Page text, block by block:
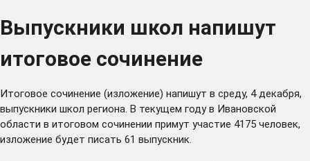
Выпускники школ напишут
итоговое сочинение
Итоговое сочинение (изложение) напишут в среду, 4 декабря,
выпускники школ региона. В текущем году в Ивановской
области в итоговом сочинении примут участие 4175 человек,
изложение будет писать 61 выпускник.